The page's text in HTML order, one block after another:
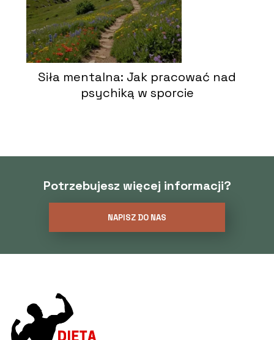
Siła mentalna: Jak pracować nad
psychiką w sporcie
Potrzebujesz więcej informacji?
NAPISZ DO NAS